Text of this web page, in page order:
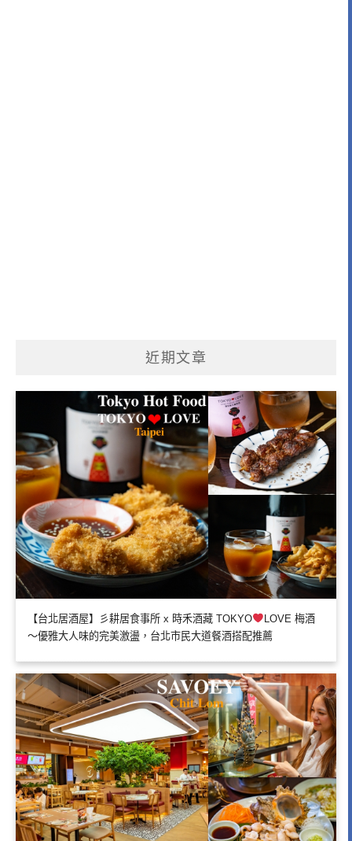
近期文章
【台北居酒屋】彡耕居食事所 x 時禾酒藏 TOKYO
LOVE 梅酒
～優雅大人味的完美激盪，台北市民大道餐酒搭配推薦